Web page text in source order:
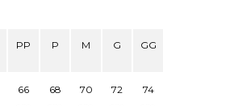
PP P M G GG
66
68
70
72
74